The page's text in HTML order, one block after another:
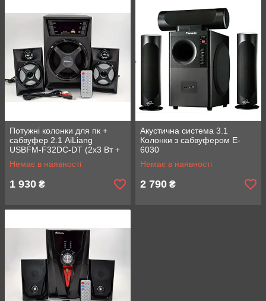
Потужні колонки для пк +
сабвуфер 2.1 AiLiang
USBFM-F32DC-DT (2x3 Вт +
10 Вт)
Немає в наявності
1 930 ₴
Акустична система 3.1
Колонки з сабвуфером E-
6030
Немає в наявності
2 790 ₴